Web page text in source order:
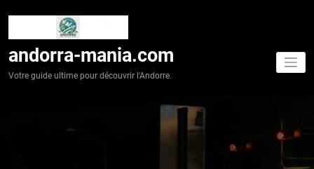
andorra-mania.com
Votre guide ultime pour découvrir l'Andorre.